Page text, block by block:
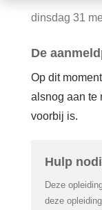
dinsdag 31
De
Op dit
alsnog aan te
voorbij is.
Hulp
Deze
deze